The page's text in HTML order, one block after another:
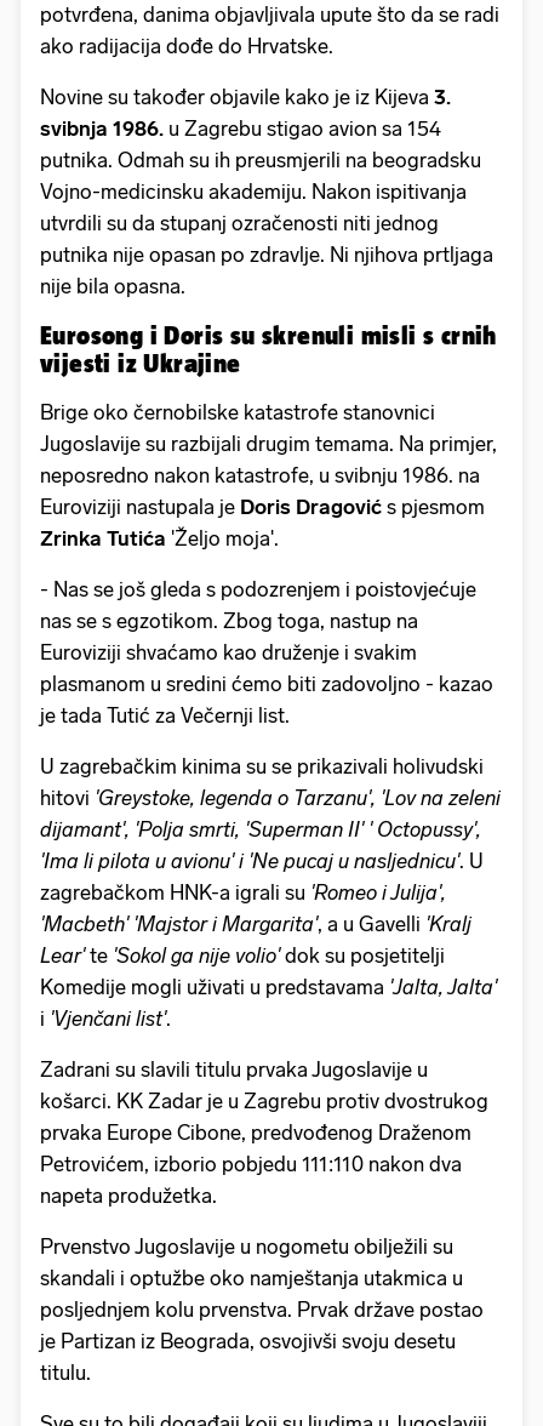
potvrđena, danima objavljivala upute što da se radi
ako radijacija dođe do Hrvatske.
Novine su također objavile kako je iz Kijeva 3.
svibnja 1986. u Zagrebu stigao avion sa 154
putnika. Odmah su ih preusmjerili na beogradsku
Vojno-medicinsku akademiju. Nakon ispitivanja
utvrdili su da stupanj ozračenosti niti jednog
putnika nije opasan po zdravlje. Ni njihova prtljaga
nije bila opasna.
Eurosong i Doris su skrenuli misli s crnih
vijesti iz Ukrajine
Brige oko černobilske katastrofe stanovnici
Jugoslavije su razbijali drugim temama. Na primjer,
neposredno nakon katastrofe, u svibnju 1986. na
Euroviziji nastupala je Doris Dragović s pjesmom
Zrinka Tutića 'Željo moja'.
- Nas se još gleda s podozrenjem i poistovjećuje
nas se s egzotikom. Zbog toga, nastup na
Euroviziji shvaćamo kao druženje i svakim
plasmanom u sredini ćemo biti zadovoljno - kazao
je tada Tutić za Večernji list.
U zagrebačkim kinima su se prikazivali holivudski
hitovi 'Greystoke, legenda o Tarzanu', 'Lov na zeleni
dijamant', 'Polja smrti, 'Superman II' ' Octopussy',
'Ima li pilota u avionu' i 'Ne pucaj u nasljednicu'. U
zagrebačkom HNK-a igrali su 'Romeo i Julija',
'Macbeth' 'Majstor i Margarita', a u Gavelli 'Kralj
Lear'te 'Sokol ga nije volio'dok su posjetitelji
Komedije mogli uživati u predstavama 'Jalta, Jalta'
i 'Vjenčani list'.
Zadrani su slavili titulu prvaka Jugoslavije u
košarci. KK Zadar je u Zagrebu protiv dvostrukog
prvaka Europe Cibone, predvođenog Draženom
Petrovićem, izborio pobjedu 111:110 nakon dva
napeta produžetka.
Prvenstvo Jugoslavije u nogometu obilježili su
skandali i optužbe oko namještanja utakmica u
posljednjem kolu prvenstva. Prvak države postao
je Partizan iz Beograda, osvojivši svoju desetu
titulu.